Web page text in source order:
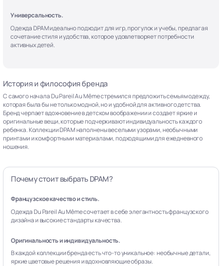
Универсальность.
Одежда DPAM идеально подходит для игр, прогулок и учебы, предлагая
сочетание стиля и удобства, которое удовлетворяет потребности
активных детей.
История и философия бренда
С самого начала Du Pareil Au Même стремился предложить семьям одежду,
которая была бы не только модной, но и удобной для активного детства.
Бренд черпает вдохновение в детском воображении и создает яркие и
оригинальные вещи, которые подчеркивают индивидуальность каждого
ребенка. Коллекции DPAM наполнены веселыми узорами, необычными
принтами и комфортными материалами, подходящими для ежедневного
ношения.
Почему стоит выбрать DPAM?
Французское качество и стиль.
Одежда Du Pareil Au Même сочетает в себе элегантность французского
дизайна и высокие стандарты качества.
Оригинальность и индивидуальность.
В каждой коллекции бренда есть что-то уникальное: необычные детали,
яркие цветовые решения и вдохновляющие образы.